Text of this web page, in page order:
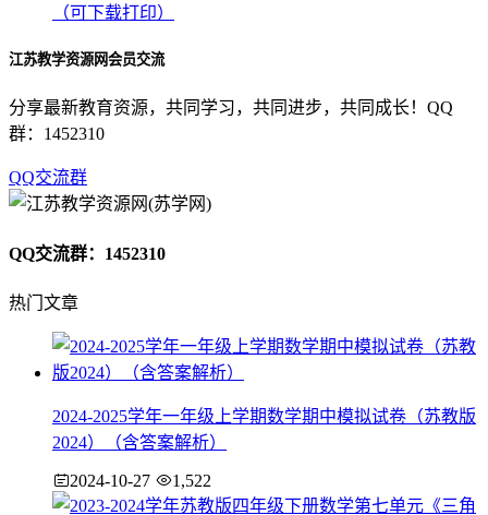
（可下载打印）
江苏教学资源网会员交流
分享最新教育资源，共同学习，共同进步，共同成长！QQ
群：1452310
QQ交流群
QQ交流群：1452310
热门文章
2024-2025学年一年级上学期数学期中模拟试卷（苏教版
2024）（含答案解析）
2024-10-27 1,522